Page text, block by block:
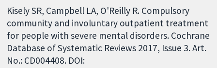
Kisely SR, Campbell LA, O'Reilly R. Compulsory
community and involuntary outpatient treatment
for people with severe mental disorders. Cochrane
Database of Systematic Reviews 2017, Issue 3. Art.
No.: CD004408. DOI: